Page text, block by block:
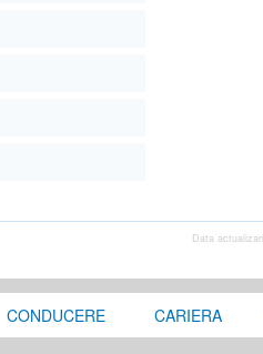
Data
CONDUCERE CARIERA